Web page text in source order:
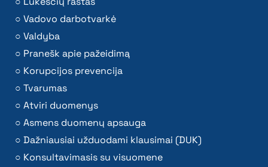
Vadovo darbotvarkė
Valdyba
Pranešk apie pažeidimą
Korupcijos prevencija
Tvarumas
Atviri duomenys
Asmens duomenų apsauga
Dažniausiai užduodami klausimai (DUK)
Konsultavimasis su visuomene